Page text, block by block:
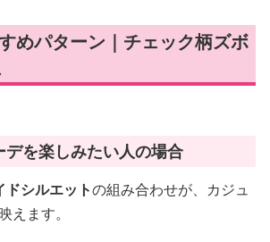
めパターン｜チェック柄ズボ
デを楽しみたい人の場合
シルエットの組み合わせが、カジュ
えます。